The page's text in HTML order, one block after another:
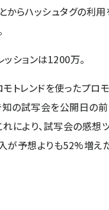
からハッシュタグの利用
ションは1200万。
トレンドを使ったプロ
知の試写会を公開日の
により、試写会の感想
が予想よりも52%増え